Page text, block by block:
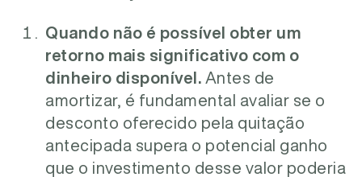
Quando não é possível obter um
retorno mais significativo com o
dinheiro disponível. Antes de
amortizar, é fundamental avaliar se o
desconto oferecido pela quitação
antecipada supera o potencial ganho
que o investimento desse valor poderia